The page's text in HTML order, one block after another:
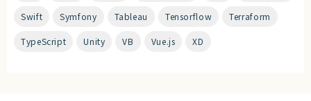
Swift Symfony Tableau Tensorflow Terraform
TypeScript Unity VB Vue.js XD